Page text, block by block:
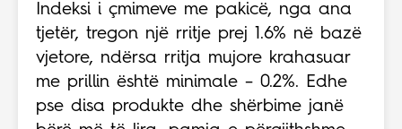
Indeksi i çmimeve me pakicë, nga ana
tjetër, tregon një rritje prej 1.6% në bazë
vjetore, ndërsa rritja mujore krahasuar
me prillin është minimale – 0.2%. Edhe
pse disa produkte dhe shërbime janë